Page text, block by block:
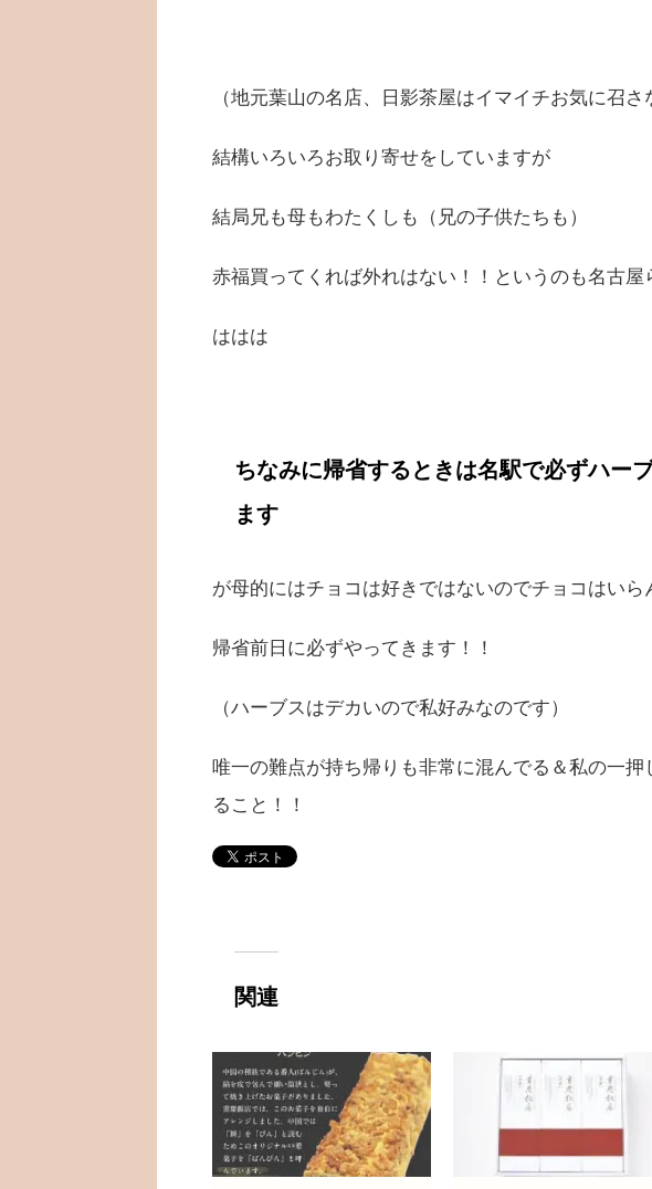
（地元葉山の名店、日影茶屋はイマイチお気に召さ
結構いろいろお取り寄せをしていますが
結局兄も母もわたくしも（兄の子供たちも）
赤福買ってくれば外れはない！！というのも名古屋
ははは
ちなみに帰省するときは名駅で必ずハー
ます
が母的にはチョコは好きではないのでチョコはいら
帰省前日に必ずやってきます！！
（ハーブスはデカいので私好みなのです）
唯一の難点が持ち帰りも非常に混んでる＆私の一
ること！！
関連